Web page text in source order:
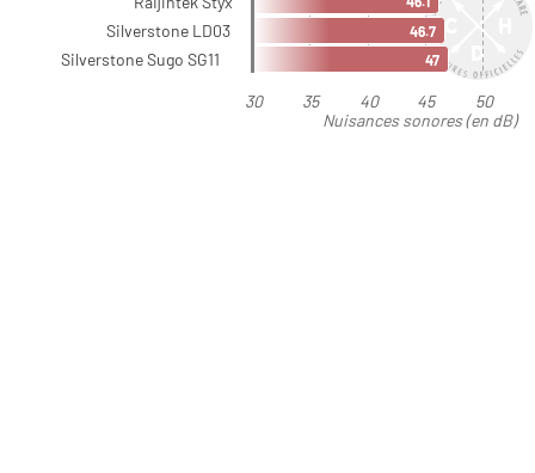
Nuisances sonores (en dB)
30 35 40 45 50
Silverstone LD03
Silverstone Sugo SG11
46.7
47